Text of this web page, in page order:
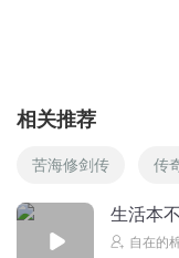
相关推荐
苦海修剑传 传
生活本
自在的